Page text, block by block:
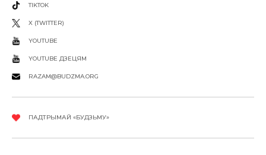
TIKTOK
X (TWITTER)
YOUTUBE
YOUTUBE ДЗЕЦЯМ
RAZAM@BUDZMA.ORG
ПАДТРЫМАЙ «БУДЗЬМУ»